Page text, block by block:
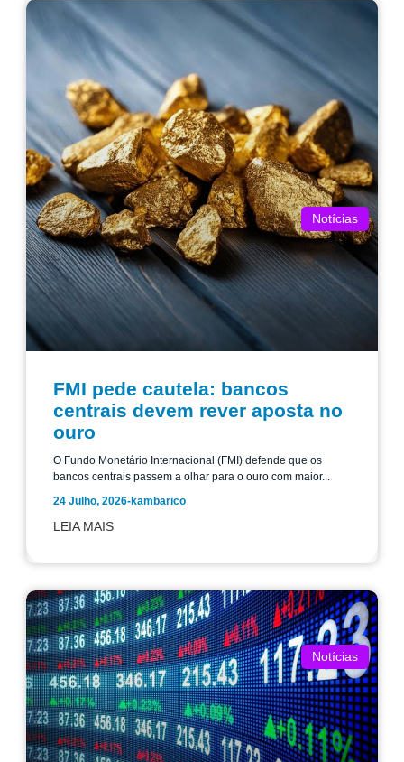
Notícias
FMI pede cautela: bancos
centrais devem rever aposta no
ouro
O Fundo Monetário Internacional (FMI) defende que os
bancos centrais passem a olhar para o ouro com maior...
24 Julho, 2026-kambarico
LEIA MAIS
Notícias